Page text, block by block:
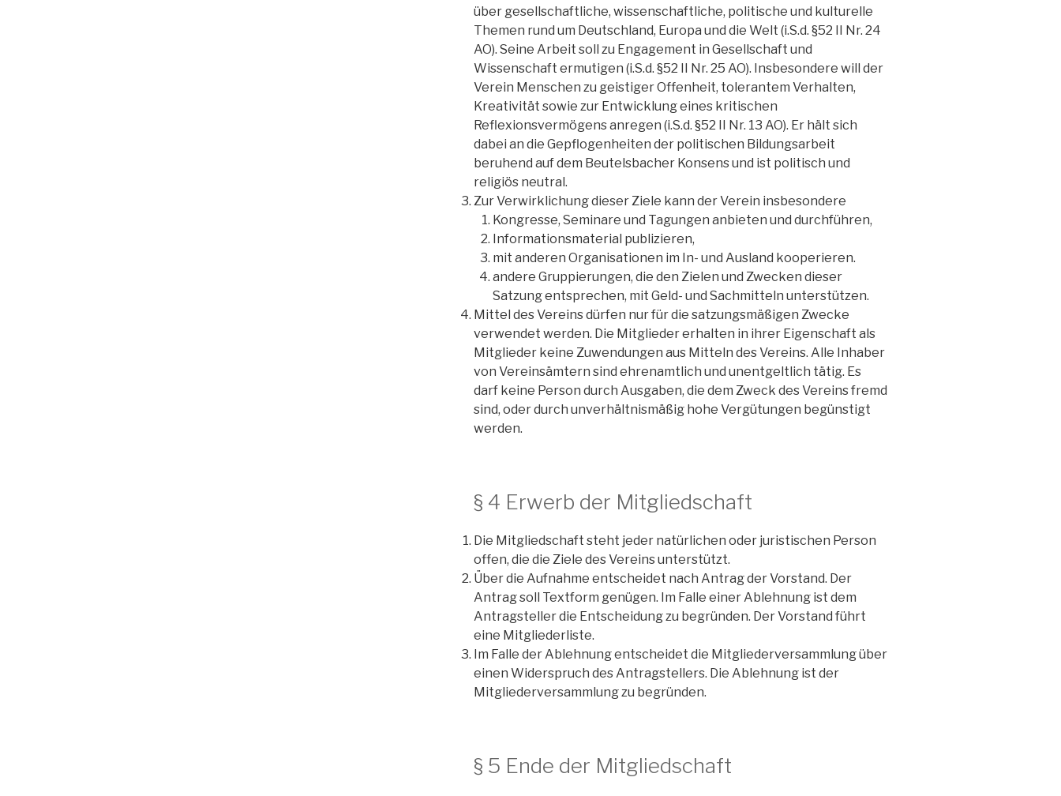
über gesellschaftliche, wissenschaftliche, politische und kulturelle
Themen rund um Deutschland, Europa und die Welt (i.S.d. §52 II Nr. 24
AO). Seine Arbeit soll zu Engagement in Gesellschaft und
Wissenschaft ermutigen (i.S.d. §52 II Nr. 25 AO). Insbesondere will der
Verein Menschen zu geistiger Offenheit, tolerantem Verhalten,
Kreativität sowie zur Entwicklung eines kritischen
Reflexionsvermögens anregen (i.S.d. §52 II Nr. 13 AO). Er hält sich
dabei an die Gepflogenheiten der politischen Bildungsarbeit
beruhend auf dem Beutelsbacher Konsens und ist politisch und
religiös neutral.
Zur Verwirklichung dieser Ziele kann der Verein insbesondere
Kongresse, Seminare und Tagungen anbieten und durchführen,
Informationsmaterial publizieren,
mit anderen Organisationen im In- und Ausland kooperieren.
andere Gruppierungen, die den Zielen und Zwecken dieser
Satzung entsprechen, mit Geld- und Sachmitteln unterstützen.
Mittel des Vereins dürfen nur für die satzungsmäßigen Zwecke
verwendet werden. Die Mitglieder erhalten in ihrer Eigenschaft als
Mitglieder keine Zuwendungen aus Mitteln des Vereins. Alle Inhaber
von Vereinsämtern sind ehrenamtlich und unentgeltlich tätig. Es
darf keine Person durch Ausgaben, die dem Zweck des Vereins fremd
sind, oder durch unverhältnismäßig hohe Vergütungen begünstigt
werden.
§ 4 Erwerb der Mitgliedschaft
Die Mitgliedschaft steht jeder natürlichen oder juristischen Person
offen, die die Ziele des Vereins unterstützt.
Über die Aufnahme entscheidet nach Antrag der Vorstand. Der
Antrag soll Textform genügen. Im Falle einer Ablehnung ist dem
Antragsteller die Entscheidung zu begründen. Der Vorstand führt
eine Mitgliederliste.
Im Falle der Ablehnung entscheidet die Mitgliederversammlung über
einen Widerspruch des Antragstellers. Die Ablehnung ist der
Mitgliederversammlung zu begründen.
§ 5 Ende der Mitgliedschaft